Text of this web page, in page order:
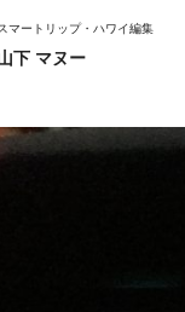
マートリップ・ハワイ編集
下 マヌー